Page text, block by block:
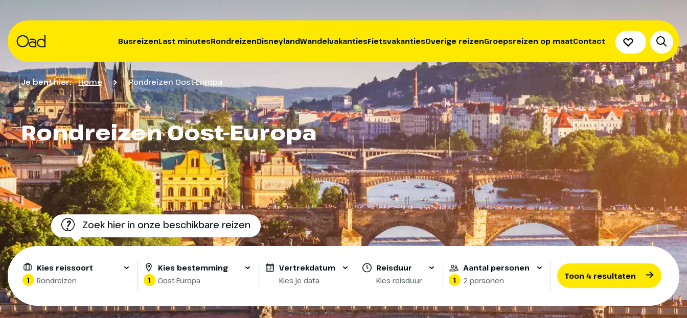
BusreizenLast minutesRondreizenDisneylandWandelvakantiesFietsvakantiesOverige reizenGroepsreizen op maatContact
Rondreizen Oost-Europa
Je bent hier: Home Rondreizen Oost-Europa
? Zoek hier in onze beschikbare reizen
Kies reissoort
1 Rondreizen
Kies bestemming
1 Oost-Europa
Vertrekdatum
Kies je data
Reisduur
Kies reisduur
Aantal personen
1 2 personen Toon 4 resultaten